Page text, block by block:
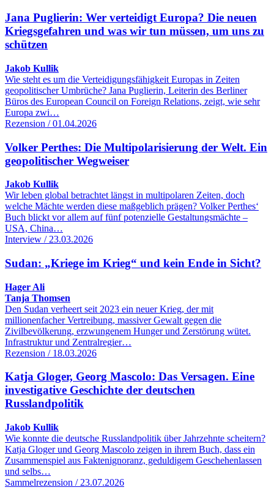
Jana Puglierin: Wer verteidigt Europa? Die neuen
Kriegsgefahren und was wir tun müssen, um uns zu
schützen
Jakob Kullik
Wie steht es um die Verteidigungsfähigkeit Europas in Zeiten
geopolitischer Umbrüche? Jana Puglierin, Leiterin des Berliner
Büros des European Council on Foreign Relations, zeigt, wie sehr
Europa zwi…
Rezension / 01.04.2026
Volker Perthes: Die Multipolarisierung der Welt. Ein
geopolitischer Wegweiser
Jakob Kullik
Wir leben global betrachtet längst in multipolaren Zeiten, doch
welche Mächte werden diese maßgeblich prägen? Volker Perthes‘
Buch blickt vor allem auf fünf potenzielle Gestaltungsmächte –
USA, China…
Interview / 23.03.2026
Sudan: „Kriege im Krieg“ und kein Ende in Sicht?
Hager Ali
Tanja Thomsen
Den Sudan verheert seit 2023 ein neuer Krieg, der mit
millionenfacher Vertreibung, massiver Gewalt gegen die
Zivilbevölkerung, erzwungenem Hunger und Zerstörung wütet.
Infrastruktur und Zentralregier…
Rezension / 18.03.2026
Katja Gloger, Georg Mascolo: Das Versagen. Eine
investigative Geschichte der deutschen
Russlandpolitik
Jakob Kullik
Wie konnte die deutsche Russlandpolitik über Jahrzehnte scheitern?
Katja Gloger und Georg Mascolo zeigen in ihrem Buch, dass ein
Zusammenspiel aus Faktenignoranz, geduldigem Geschehenlassen
und selbs…
Sammelrezension / 23.07.2026